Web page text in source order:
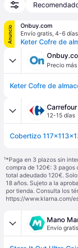
Anuncio
Onbuy.com
Envío gratis, 4-6 días
Precio
Carrefour
12-15 días
¹*Paga en 3 plazos sin
compra de 120€: 3 pagos
total adeudado 120€.
18 años. Sujeto a la
por tienda. Consulta los
https://www.klarna.com/
Mano
Envío gratis